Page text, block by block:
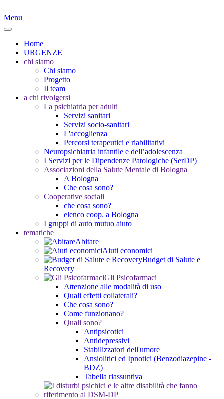
Menu
Home
URGENZE
chi siamo
Chi siamo
Progetto
Il team
a chi rivolgersi
La psichiatria per adulti
Servizi sanitari
Servizi socio-sanitari
L'accoglienza
Percorsi terapeutici e riabilitativi
Neuropsichiatria infantile e dell’adolescenza
I Servizi per le Dipendenze Patologiche (SerDP)
Associazioni della Salute Mentale di Bologna
A Bologna
Che cosa sono?
Cooperative sociali
che cosa sono?
elenco coop. a Bologna
I gruppi di auto mutuo aiuto
tematiche
Abitare
Aiuti economici
Budget di Salute e
Recovery
Gli Psicofarmaci
Attenzione alle modalità di uso
Quali effetti collaterali?
Che cosa sono?
Come funzionano?
Quali sono?
Antipsicotici
Antidepressivi
Stabilizzatori dell'umore
Ansiolitici ed Ipnotici (Benzodiazepine -
BDZ)
Tabella riassuntiva